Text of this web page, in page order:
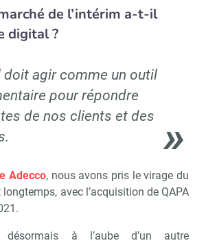
de l’intérim a-t-il
digital ?
doit agir comme un outil
pour répondre
de nos clients et des
Adecco, nous avons pris le virage du
avec l’acquisition de QAPA
désormais à l’aube d’un autre